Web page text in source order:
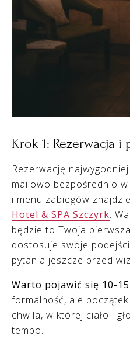
Krok 1: Rezerwacja i
Rezerwację
mailowo bezpośrednio w
i menu zabiegów
Hotel & SPA Szczyrk.
będzie to Twoja
dostosuje swoje
pytania jeszcze przed
Warto pojawić się 10-
formalność, ale
chwila, w której ciało i
tempo.